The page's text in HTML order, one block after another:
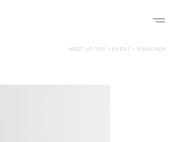
ナビゲ
MEET UP TOP / EVENT - PINSCHER